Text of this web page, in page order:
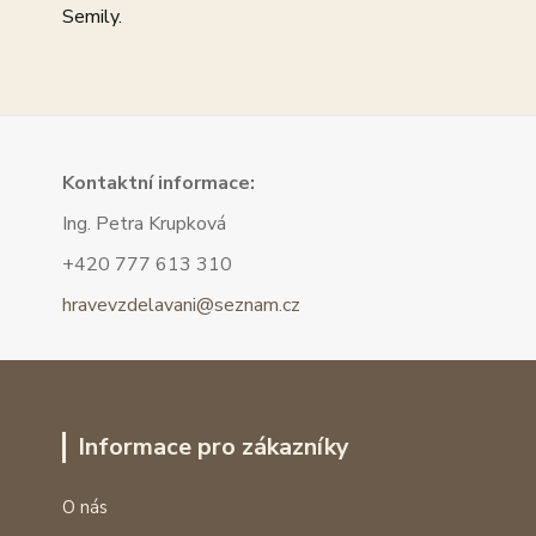
Semily.
Kontaktní informace:
Ing. Petra Krupková
+420 777 613 310
hravevzdelavani@seznam.cz
Informace pro zákazníky
O nás